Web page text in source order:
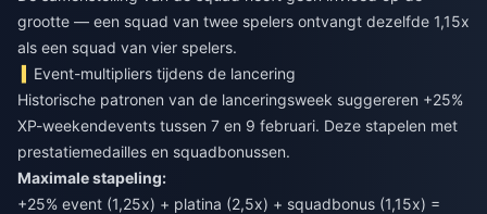
grootte — een squad van twee spelers ontvangt dezelfde 1,15x
als een squad van vier spelers.
Event-multipliers tijdens de lancering
Historische patronen van de lanceringsweek suggereren +25%
XP-weekendevents tussen 7 en 9 februari. Deze stapelen met
prestatiemedailles en squadbonussen.
Maximale stapeling:
+25% event (1,25x) + platina (2,5x) + squadbonus (1,15x) =